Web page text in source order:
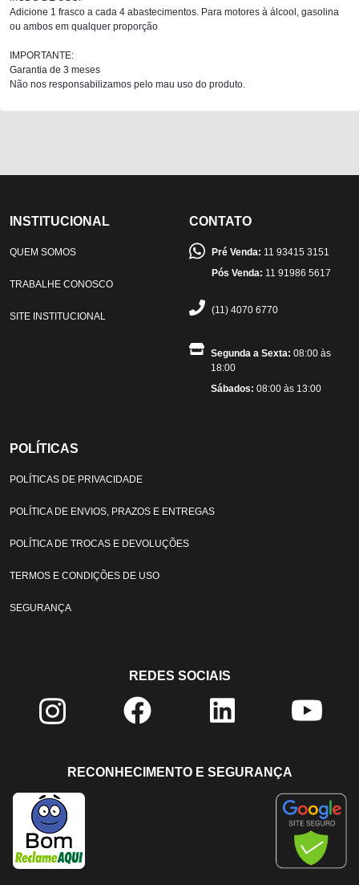
Adicione 1 frasco a cada 4 abastecimentos. Para motores à álcool, gasolina
ou ambos em qualquer proporção
IMPORTANTE:
Garantia de 3 meses
Não nos responsabilizamos pelo mau uso do produto.
INSTITUCIONAL
QUEM SOMOS
TRABALHE CONOSCO
SITE INSTITUCIONAL
CONTATO
Pré Venda: 11 93415 3151
Pós Venda: 11 91986 5617
(11) 4070 6770
Segunda a Sexta: 08:00 às
18:00
Sábados: 08:00 às 13:00
POLÍTICAS
POLÍTICAS DE PRIVACIDADE
POLÍTICA DE ENVIOS, PRAZOS E ENTREGAS
POLÍTICA DE TROCAS E DEVOLUÇÕES
TERMOS E CONDIÇÕES DE USO
SEGURANÇA
REDES SOCIAIS
RECONHECIMENTO E SEGURANÇA